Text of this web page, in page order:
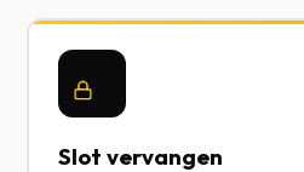
Slot vervangen